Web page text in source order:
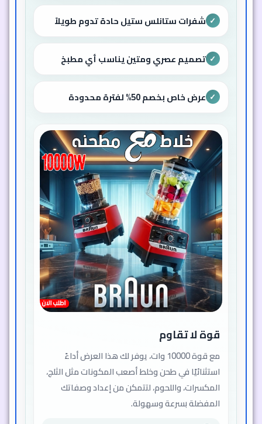
✓ شفرات ستانلس ستيل حادة تدوم طويلاً
✓ تصميم عصري ومتين يناسب أي مطبخ
✓ عرض خاص بخصم 50% لفترة محدودة
قوة لا تقاوم
مع قوة 10000 وات، يوفر لك هذا العرض أداءً
استثنائيًا في طحن وخلط أصعب المكونات مثل الثلج،
المكسرات، واللحوم، لتتمكن من إعداد وصفاتك
المفضلة بسرعة وسهولة.